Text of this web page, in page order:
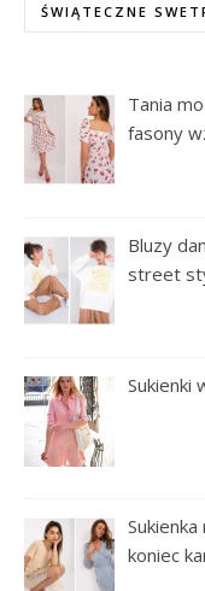
ŚWIĄTECZNE
Tania
fasony
Bluzy
street
Sukienki
koniec